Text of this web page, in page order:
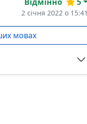
2 січня 2022 о 15:41
мовах